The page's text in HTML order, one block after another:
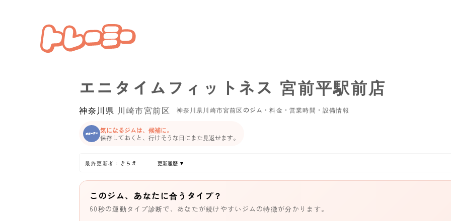
エニタイムフィットネス 宮前平駅前店
神奈川県 川崎市宮前区 神奈川県川崎市宮前区のジム・料金・営業時間・設備情報
気になるジムは、候補に。
保存しておくと、行けそうな日にまた見返せます。
最終更新者：きちえ 更新履歴 ▼
このジム、あなたに合うタイプ？
60秒の運動タイプ診断で、あなたが続けやすいジムの特徴が分かります。